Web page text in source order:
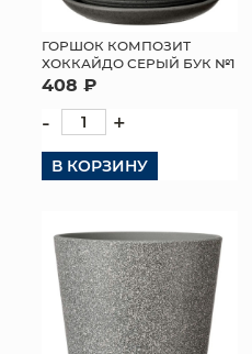
ГОРШОК КОМПОЗИТ
ХОККАЙДО СЕРЫЙ БУК №1
408 ₽
- +
В КОРЗИНУ